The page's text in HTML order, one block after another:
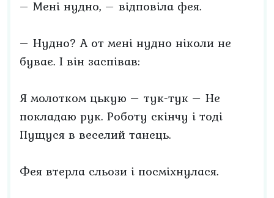
– Мені нудно, – відповіла фея.
– Нудно? А от мені нудно ніколи не
буває. І він заспівав:
Я молотком цькую – тук-тук – Не
покладаю рук. Роботу скінчу і тоді
Пущуся в веселий танець.
Фея втерла сльози і посміхнулася.